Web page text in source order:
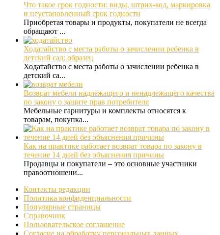
Что такое срок годности: виды, штрих-код, маркировка
и неустановленный срок годности
Приобретая товары и продукты, покупатели не всегда
обращают ...
Ходатайство с места работы о зачислении ребенка в
детский сад: образец
Ходатайство с места работы о зачислении ребенка в
детский са...
Возврат мебели надлежащего и ненадлежащего качества
по закону о защите прав потребителя
Мебельные гарнитуры и комплекты относятся к
товарам, покупка...
Как на практике работает возврат товара по закону в
течение 14 дней без объяснения причины
Продавцы и покупатели – это основные участники
правоотношени...
Контакты редакции
Политика конфиденциальности
Популярные страницы
Справочник
Пользовательское соглашение
Согласие на обработку персональных данных